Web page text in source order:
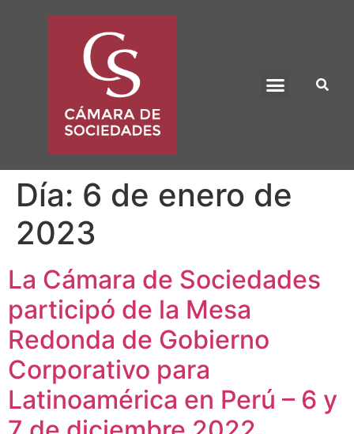
Día: 6 de enero de
2023
La Cámara de Sociedades
participó de la Mesa
Redonda de Gobierno
Corporativo para
Latinoamérica en Perú – 6 y